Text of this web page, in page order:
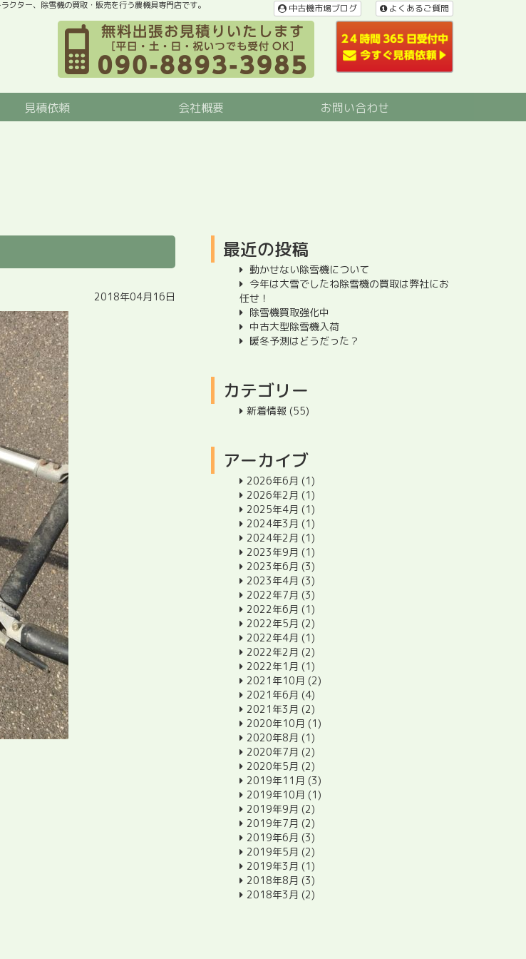
クター、除雪機の買取・販売を行う農機具専門店です。 よくあるご質問
中古機市場ブログ
見積依頼 会社概要 お問い合わせ
2018年04月16日
最近の投稿
動かせない除雪機について
今年は大雪でしたね除雪機の買取は弊社にお
任せ！
除雪機買取強化中
中古大型除雪機入荷
暖冬予測はどうだった？
カテゴリー
新着情報 (55)
アーカイブ
2026年6月 (1)
2026年2月 (1)
2025年4月 (1)
2024年3月 (1)
2024年2月 (1)
2023年9月 (1)
2023年6月 (3)
2023年4月 (3)
2022年7月 (3)
2022年6月 (1)
2022年5月 (2)
2022年4月 (1)
2022年2月 (2)
2022年1月 (1)
2021年10月 (2)
2021年6月 (4)
2021年3月 (2)
2020年10月 (1)
2020年8月 (1)
2020年7月 (2)
2020年5月 (2)
2019年11月 (3)
2019年10月 (1)
2019年9月 (2)
2019年7月 (2)
2019年6月 (3)
2019年5月 (2)
2019年3月 (1)
2018年8月 (3)
2018年3月 (2)